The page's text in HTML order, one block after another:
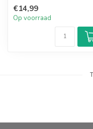
neopreen hoes ...
€14,99
Op voorraad